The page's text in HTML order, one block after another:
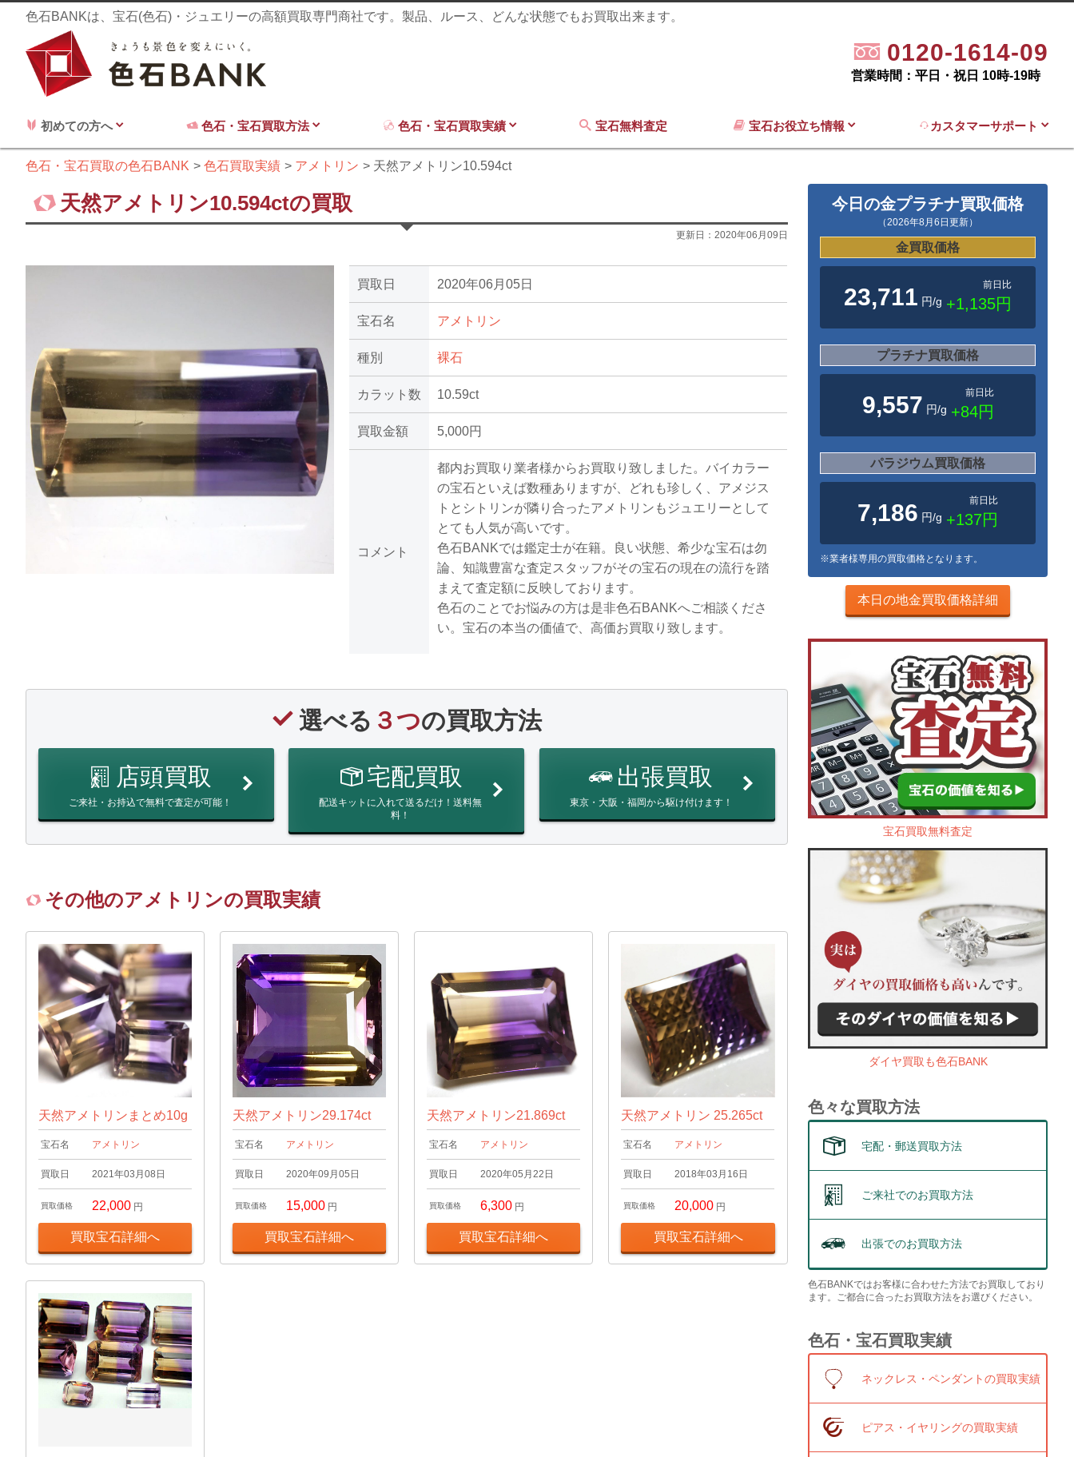
色石BANKは、宝石(色石)・ジュエリーの高額買取専門商社です。製品、ルース、どんな状態でもお買取出来ます。
0120-1614-09
営業時間：平日・祝日 10時-19時
初めての方へ 色石・宝石買取方法 色石・宝石買取実績 宝石無料査定 宝石お役立ち情報 カスタマーサポート
色石・宝石買取の色石BANK 色石買取実績 アメトリン 天然アメトリン10.594ct
天然アメトリン10.594ctの買取
更新日： 2020年06月09日
買取日 2020年06月05日
宝石名 アメトリン
種別 裸石
カラット数 10.59ct
買取金額 5,000円
コメント
都内お買取り業者様からお買取り致しました。バイカラー
の宝石といえば数種ありますが、どれも珍しく、アメジス
トとシトリンが隣り合ったアメトリンもジュエリーとして
とても人気が高いです。
色石BANKでは鑑定士が在籍。良い状態、希少な宝石は勿
論、知識豊富な査定スタッフがその宝石の現在の流行を踏
まえて査定額に反映しております。
色石のことでお悩みの方は是非色石BANKへご相談くださ
い。宝石の本当の価値で、高価お買取り致します。
選べる ３つの買取方法
店頭買取
ご来社・お持込で無料で査定が可能！
宅配買取
配送キットに入れて送るだけ！送料無
料！
出張買取
東京・大阪・福岡から駆け付けます！
その他のアメトリンの買取実績
天然アメトリンまとめ10g
宝石名 アメトリン
買取日 2021年03月08日
買取価格 22,000 円
買取宝石詳細へ
天然アメトリン29.174ct
宝石名 アメトリン
買取日 2020年09月05日
買取価格 15,000 円
買取宝石詳細へ
天然アメトリン21.869ct
宝石名 アメトリン
買取日 2020年05月22日
買取価格 6,300 円
買取宝石詳細へ
天然アメトリン 25.265ct
宝石名 アメトリン
買取日 2018年03月16日
買取価格 20,000 円
買取宝石詳細へ
今日の金プラチナ買取価格
（2026年8月6日更新）
金買取価格
23,711 円/g
前日比
+1,135円
プラチナ買取価格
9,557 円/g
前日比
+84円
パラジウム買取価格
7,186 円/g
前日比
+137円
※業者様専用の買取価格となります。
本日の地金買取価格詳細
宝石買取無料査定
ダイヤ買取も色石BANK
色々な買取方法
宅配・郵送買取方法
ご来社でのお買取方法
出張でのお買取方法
色石BANKではお客様に合わせた方法でお買取しており
ます。ご都合に合ったお買取方法をお選びください。
色石・宝石買取実績
ネックレス・ペンダントの買取実績
ピアス・イヤリングの買取実績